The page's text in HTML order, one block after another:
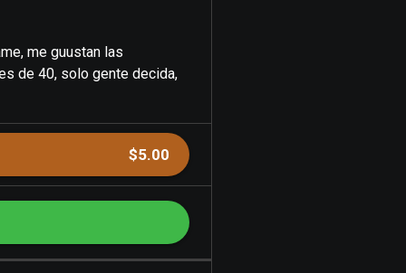
me guustan las
de 40, solo gente decida,
$5.00